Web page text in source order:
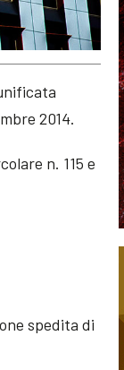
2014.
n. 115 e
spedita di